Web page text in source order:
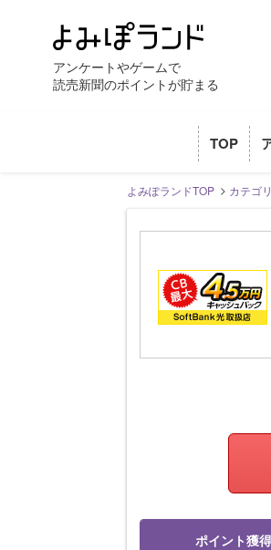
アンケートやゲームで
読売新聞のポイントが貯まる
TOP
よみぽランドTOP カテゴ
ポイント獲